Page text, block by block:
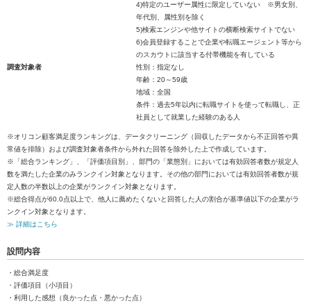
4)特定のユーザー属性に限定していない ※男女別、
年代別、属性別を除く
5)検索エンジンや他サイトの横断検索サイトでない
6)会員登録することで企業や転職エージェント等から
のスカウトに該当する付帯機能を有している
調査対象者
性別：指定なし
年齢：20～59歳
地域：全国
条件：過去5年以内に転職サイトを使って転職し、正
社員として就業した経験のある人
※オリコン顧客満足度ランキングは、データクリーニング（回収したデータから不正回答や異
常値を排除）および調査対象者条件から外れた回答を除外した上で作成しています。
※「総合ランキング」、「評価項目別」、部門の「業態別」においては有効回答者数が規定人
数を満たした企業のみランクイン対象となります。その他の部門においては有効回答者数が規
定人数の半数以上の企業がランクイン対象となります。
※総合得点が60.0点以上で、他人に薦めたくないと回答した人の割合が基準値以下の企業がラ
ンクイン対象となります。
≫ 詳細はこちら
設問内容
・総合満足度
・評価項目（小項目）
・利用した感想（良かった点・悪かった点）